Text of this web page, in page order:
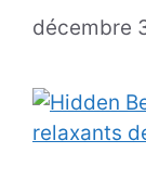
décembre